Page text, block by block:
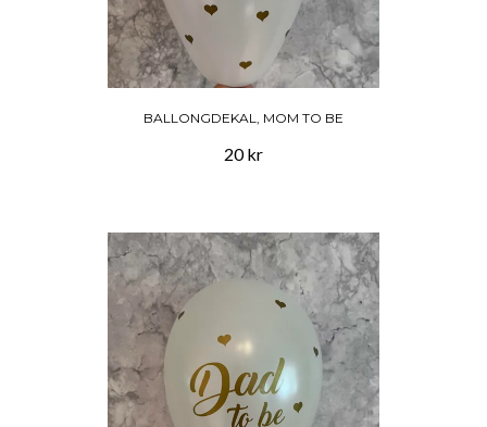
BALLONGDEKAL, MOM TO BE
20 kr